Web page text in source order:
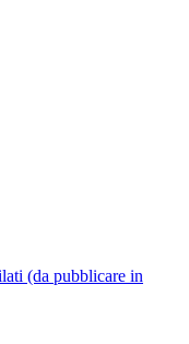
(da pubblicare in